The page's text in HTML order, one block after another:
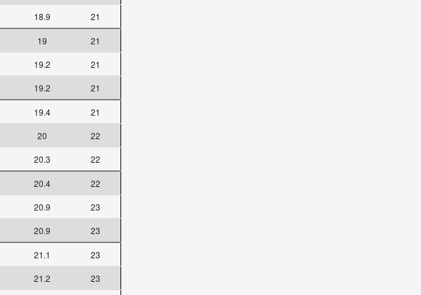
18.9 21
19
21
19.2
21
19.2 21
19.4
21
20
22
20.3 22
20.4
22
20.9
23
20.9 23
21.1
23
21.2
23